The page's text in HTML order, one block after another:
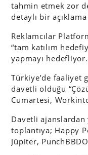
tahmin etmek zor
detaylı bir
Reklamcılar
“tam katılım
yapmayı hedefliyor.
Türkiye’de faaliyet
davetli olduğu
Cumartesi,
Davetli ajanslardan
toplantıya; Happy
Jüpiter,